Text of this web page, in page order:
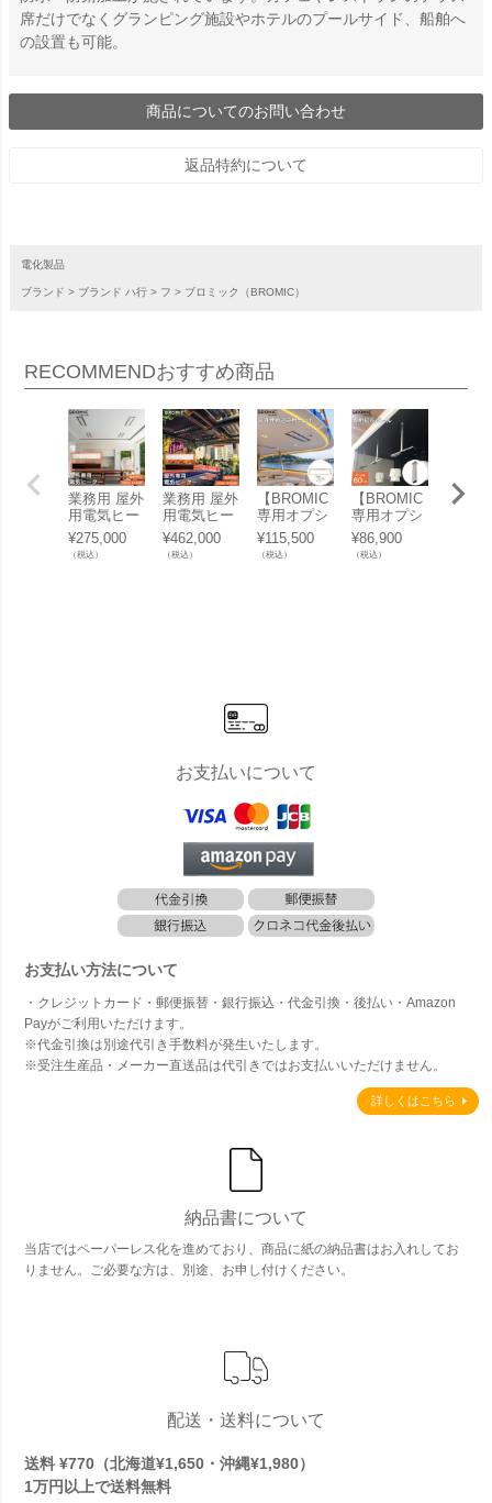
席だけでなくグランピング施設やホテルのプールサイド、船舶へ
の設置も可能。
商品についてのお問い合わせ
返品特約について
電化製品
ブランド ブランド ハ行 フ ブロミック（BROMIC）
RECOMMENDおすすめ商品
業務用 屋外
用電気ヒー
ター 「ブロ
ミック（BR
OMIC） プ
¥275,000
（税込）
業務用 屋外
用電気ヒー
ター 「ブロ
ミック（BR
OMIC） プ
¥462,000
（税込）
【BROMIC
専用オプシ
ョン】「天
井埋め込み
用付属品セ
¥115,500
（税込）
【BROMIC
専用オプシ
ョン】「天
井吊り下げ
用 延長ポー
¥86,900
（税込）
【
お支払いについて
お支払い方法について
・クレジットカード・郵便振替・銀行振込・代金引換・後払い・Amazon
Payがご利用いただけます。
※代金引換は別途代引き手数料が発生いたします。
※受注生産品・メーカー直送品は代引きではお支払いいただけません。
詳しくはこちら
納品書について
当店ではペーパーレス化を進めており、商品に紙の納品書はお入れしてお
りません。ご必要な方は、別途、お申し付けください。
配送・送料について
送料 ¥770（北海道¥1,650・沖縄¥1,980）
1万円以上で送料無料